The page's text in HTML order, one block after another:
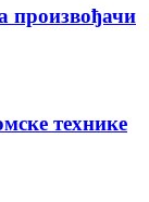
произвођачи
технике